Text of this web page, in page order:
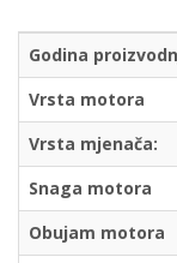
Godina
Vrsta motora
Vrsta mjenača:
Snaga motora
Obujam motora